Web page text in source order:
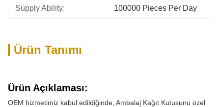
Supply Ability: 100000 Pieces Per Day
Ürün Tanımı
Ürün Açıklaması:
OEM hizmetimiz kabul edildiğinde, Ambalaj Kağıt Kutusunu özel